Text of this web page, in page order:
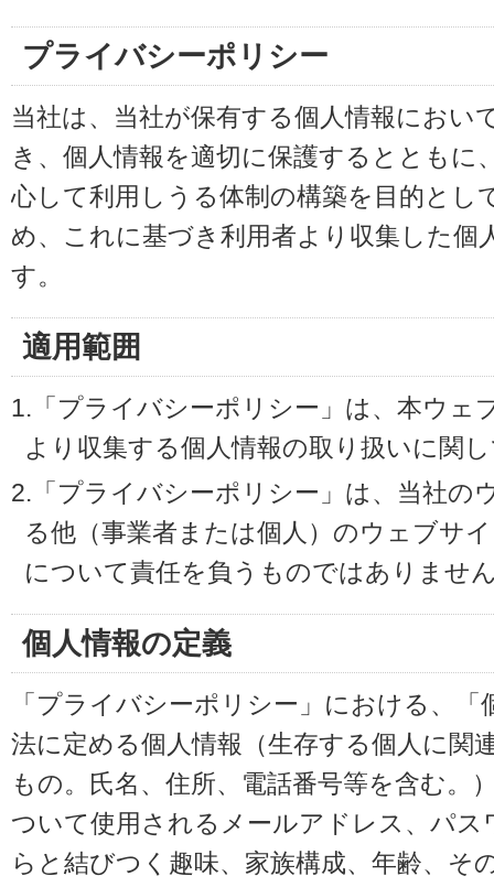
プライバシーポリシー
当社は、当社が保有する個人情報におい
き、個人情報を適切に保護するとともに
心して利用しうる体制の構築を目的とし
め、これに基づき利用者より収集した個
す。
適用範囲
1.「プライバシーポリシー」は、本ウェ
より収集する個人情報の取り扱いに関
2.「プライバシーポリシー」は、当社の
る他（事業者または個人）のウェブサ
について責任を負うものではありませ
個人情報の定義
「プライバシーポリシー」における、
法に定める個人情報（生存する個人に関
もの。氏名、住所、電話番号等を含む。
ついて使用されるメールアドレス、パ
らと結びつく趣味、家族構成、年齢、そ